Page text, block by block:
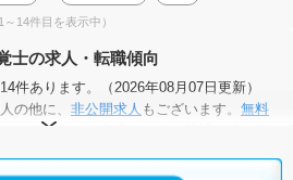
1～14件目を表示中）
士の求人・転職傾向
件あります。（2026年08月07日更新）
の他に、 非公開求人 もございます。 無料
みいただくと、全求人からご希望条件に合